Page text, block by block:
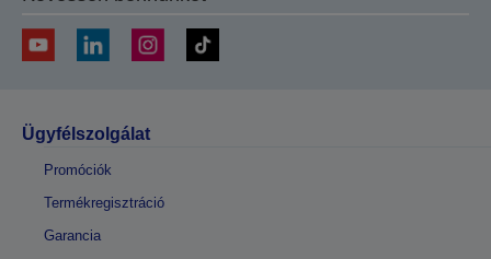
Ügyfélszolgálat
Promóciók
Termékregisztráció
Garancia